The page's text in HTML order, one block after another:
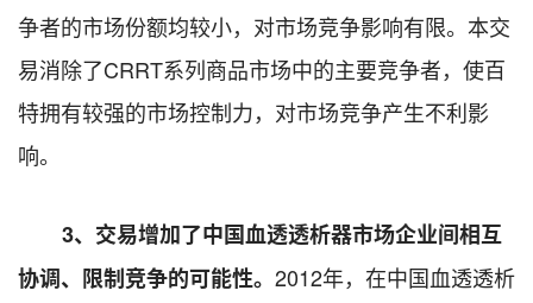
争者的市场份额均较小，对市场竞争影响有限。本交
易消除了CRRT系列商品市场中的主要竞争者，使百
特拥有较强的市场控制力，对市场竞争产生不利影
响。
3、交易增加了中国血透透析器市场企业间相互
协调、限制竞争的可能性。 2012年，在中国血透透析